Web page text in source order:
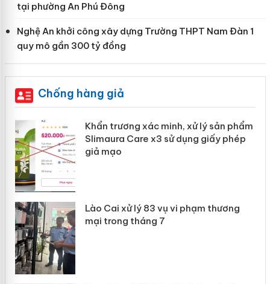
tại phường An Phú Đông
Nghệ An khởi công xây dựng Trường THPT Nam Đàn 1
quy mô gần 300 tỷ đồng
Chống hàng giả
Khẩn trương xác minh, xử lý sản phẩm
Slimaura Care x3 sử dụng giấy phép
giả mạo
Lào Cai xử lý 83 vụ vi phạm thương
mại trong tháng 7